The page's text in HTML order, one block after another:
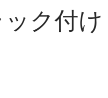
ク付け